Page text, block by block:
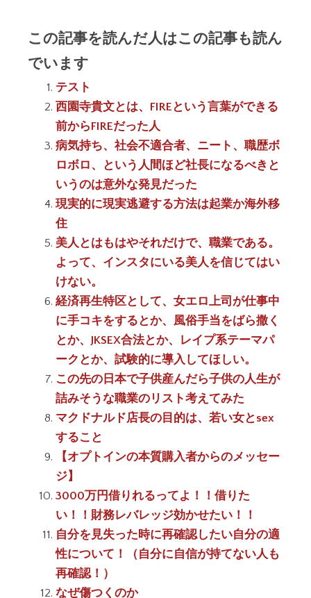
この記事を読んだ人はこの記事も読ん
でいます
テスト
西園寺貴文とは、FIREという言葉ができる
前からFIREだった人
病気持ち、社会不適合者、ニート、職歴ボ
ロボロ、という人間ほど社長になるべきと
いうのは意外な発見だった
現実的に現実逃避する方法は起業か海外移
住
美人とはもはやそれだけで、職業である。
よって、インスタにいる美人を信じてはい
けない。
経済再生特区として、女エロ上司が仕事中
に手コキをするとか、風俗手当をばら撒く
とか、JKSEX合法とか、レイプ系テーマパ
ークとか、試験的に導入してほしい。
この先の日本で子供産んだら子供の人生が
詰みそうな職業のリスト考えてみた
マクドナルド店長の目的は、若い女とsex
すること
【オプトインの本質購入者からのメッセー
ジ】
3000万円借りれるってよ！！借りた
い！！財務レバレッジ効かせたい！！
自分を見失った時に再確認したい自分の適
性について！（自分に自信が持てない人も
再確認！）
なぜ傷つくのか